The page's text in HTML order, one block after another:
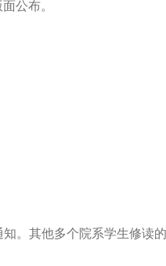
公布。
。其他多个院系学生修读